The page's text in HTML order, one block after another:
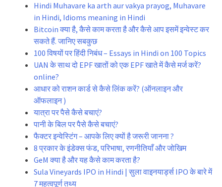
Hindi Muhavare ka arth aur vakya prayog, Muhavare
in Hindi, Idioms meaning in Hindi
Bitcoin क्या है, कैसे काम करता है और कैसे आप इसमें इन्वेस्ट कर
सकते हैं. जानिए सबकुछ
100 विषयों पर हिंदी निबंध – Essays in Hindi on 100 Topics
UAN के साथ दो EPF खातों को एक EPF खाते में कैसे मर्ज करें?
online?
आधार को राशन कार्ड से कैसे लिंक करें? (ऑनलाइन और
ऑफलाइन )
यात्रा पर पैसे कैसे बचाएं?
पानी के बिल पर पैसे कैसे बचाएं?
फैक्टर इन्वेस्टिंग – आपके लिए क्यों है जरूरी जानना ?
8 प्रकार के इंडेक्स फंड, परिभाषा, रणनीतियाँ और जोखिम
GeM क्या है और यह कैसे काम करता है?
Sula Vineyards IPO in Hindi | सुला वाइनयार्ड्स IPO के बारे में
7 महत्वपूर्ण तथ्य